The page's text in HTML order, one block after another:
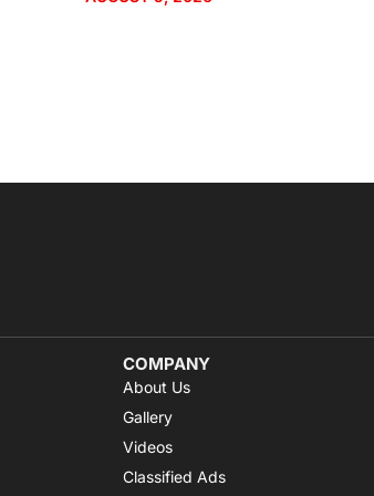
COMPANY
About Us
Gallery
Videos
Classified Ads